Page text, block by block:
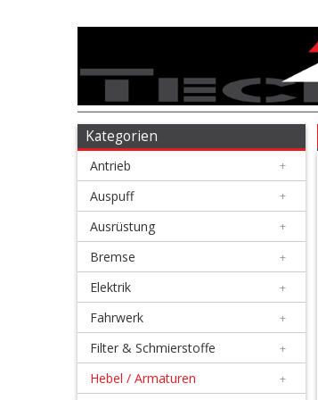
Antrieb
Auspuff
Ausrüstung
Bremse
Elektrik
Fahrwerk
Kategorien
Antrieb +
Auspuff +
Ausrüstung +
Bremse +
Elektrik +
Fahrwerk +
Filter & Schmierstoffe +
Hebel / Armaturen
+